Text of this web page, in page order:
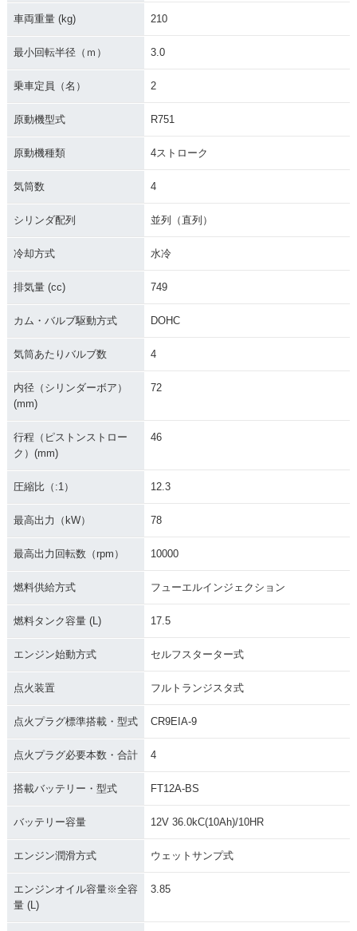
カラーチェンジ
車両重量 (kg) 210
最小回転半径（ｍ） 3.0
乗車定員（名） 2
原動機型式 R751
原動機種類 4ストローク
気筒数 4
シリンダ配列 並列（直列）
冷却方式 水冷
排気量 (cc) 749
カム・バルブ駆動方式 DOHC
気筒あたりバルブ数 4
内径（シリンダーボア）
(mm)
72
行程（ピストンストロー
ク）(mm)
46
圧縮比（:1） 12.3
最高出力（kW） 78
最高出力回転数（rpm） 10000
燃料供給方式 フューエルインジェクション
燃料タンク容量 (L) 17.5
エンジン始動方式 セルフスターター式
点火装置 フルトランジスタ式
点火プラグ標準搭載・型式 CR9EIA-9
点火プラグ必要本数・合計 4
搭載バッテリー・型式 FT12A-BS
バッテリー容量 12V 36.0kC(10Ah)/10HR
エンジン潤滑方式 ウェットサンプ式
エンジンオイル容量※全容
量 (L)
3.85